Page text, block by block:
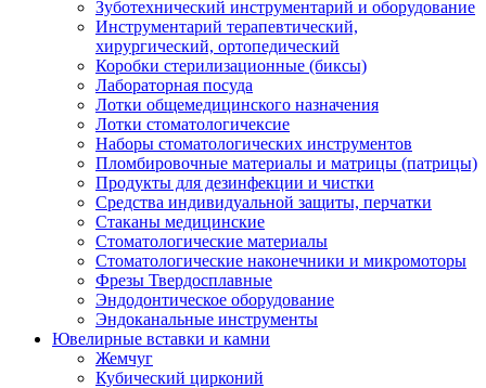
Зуботехнический инструментарий и оборудование
Инструментарий терапевтический,
хирургический, ортопедический
Коробки стерилизационные (биксы)
Лабораторная посуда
Лотки общемедицинского назначения
Лотки стоматологичексие
Наборы стоматологических инструментов
Пломбировочные материалы и матрицы (патрицы)
Продукты для дезинфекции и чистки
Средства индивидуальной защиты, перчатки
Стаканы медицинские
Стоматологические материалы
Стоматологические наконечники и микромоторы
Фрезы Твердосплавные
Эндодонтическое оборудование
Эндоканальные инструменты
Ювелирные вставки и камни
Жемчуг
Кубический цирконий